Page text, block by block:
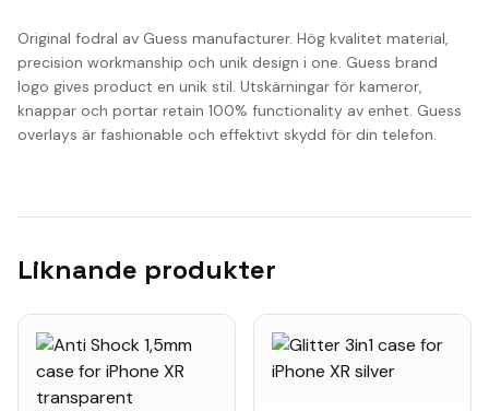
Original fodral av Guess manufacturer. Hög kvalitet material,
precision workmanship och unik design i one. Guess brand
logo gives product en unik stil. Utskärningar för kameror,
knappar och portar retain 100% functionality av enhet. Guess
overlays är fashionable och effektivt skydd för din telefon.
Liknande produkter